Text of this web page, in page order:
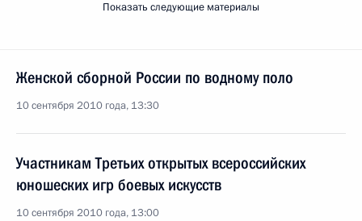
Показать следующие материалы
Женской сборной России по водному поло
10 сентября 2010 года, 13:30
Участникам Третьих открытых всероссийских
юношеских игр боевых искусств
10 сентября 2010 года, 13:00